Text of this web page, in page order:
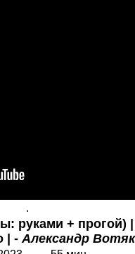
.
руками + прогой)
| -Александр